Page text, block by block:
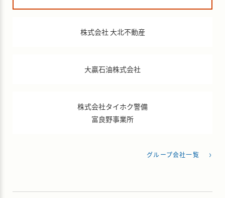
株式会社 大北不動産
大贏石油株式会社
株式会社タイホク警備
富良野事業所
グループ会社一覧